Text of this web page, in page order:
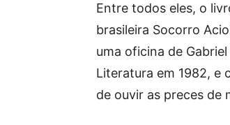
Entre todos eles, o
brasileira Socorro
uma oficina de
Literatura em 1982, e
de ouvir as preces de